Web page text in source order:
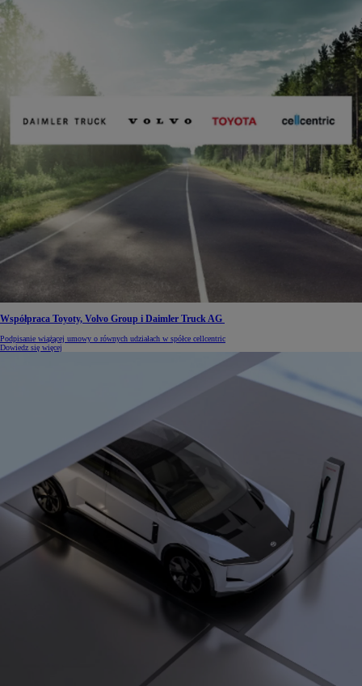
Współpraca Toyoty, Volvo Group i Daimler Truck AG
Podpisanie wiążącej umowy o równych udziałach w spółce cellcentric
Dowiedz się więcej